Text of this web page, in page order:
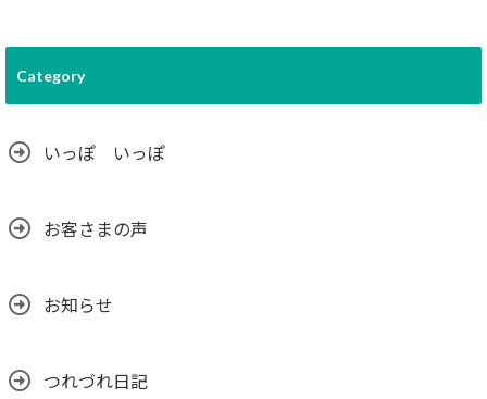
Category
いっぽ いっぽ
お客さまの声
お知らせ
つれづれ日記